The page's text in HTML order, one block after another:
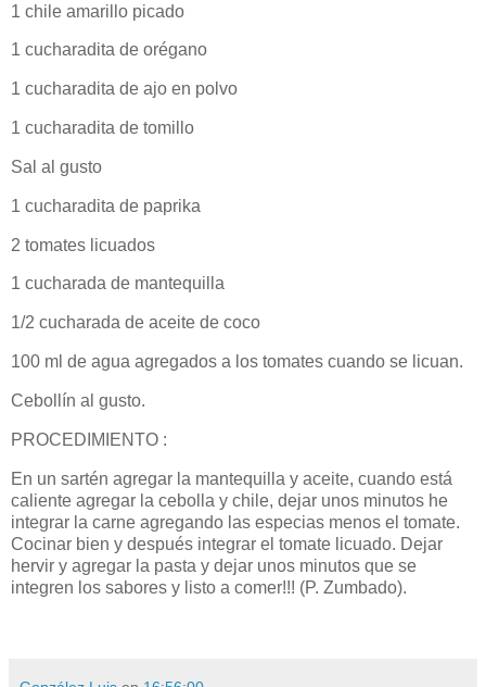
1 chile amarillo picado
1 cucharadita de orégano
1 cucharadita de ajo en polvo
1 cucharadita de tomillo
Sal al gusto
1 cucharadita de paprika
2 tomates licuados
1 cucharada de mantequilla
1/2 cucharada de aceite de coco
100 ml de agua agregados a los tomates cuando se licuan.
Cebollín al gusto.
PROCEDIMIENTO :
En un sartén agregar la mantequilla y aceite, cuando está
caliente agregar la cebolla y chile, dejar unos minutos he
integrar la carne agregando las especias menos el tomate.
Cocinar bien y después integrar el tomate licuado. Dejar
hervir y agregar la pasta y dejar unos minutos que se
integren los sabores y listo a comer!!! (P. Zumbado).